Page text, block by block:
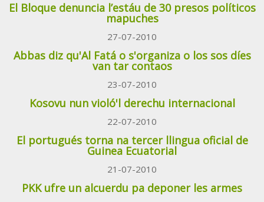
El Bloque denuncia l’estáu de 30 presos políticos
mapuches
27-07-2010
Abbas diz qu'Al Fatá o s'organiza o los sos díes
van tar contaos
23-07-2010
Kosovu nun violó'l derechu internacional
22-07-2010
El portugués torna na tercer llingua oficial de
Guinea Ecuatorial
21-07-2010
PKK ufre un alcuerdu pa deponer les armes